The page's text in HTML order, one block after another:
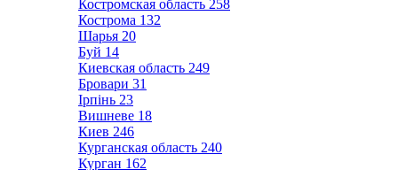
Костромская область 258
Кострома 132
Шарья 20
Буй 14
Киевская область 249
Бровари 31
Ірпінь 23
Вишневе 18
Киев 246
Курганская область 240
Курган 162